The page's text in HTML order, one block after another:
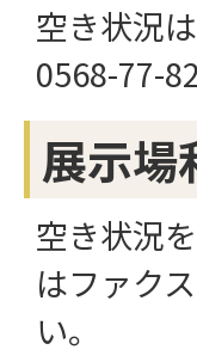
空き状況
0568-77-
展示場
空き状況
はファク
い。